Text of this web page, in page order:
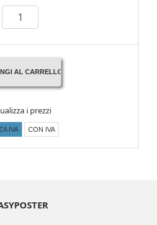
AL CARRELLO
i prezzi
IVA CON IVA